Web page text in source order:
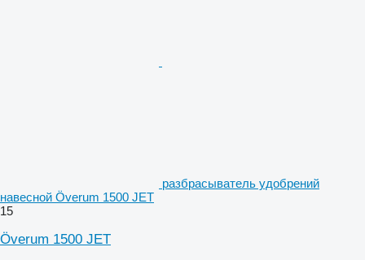
разбрасыватель удобрений
навесной Överum 1500 JET
15
Överum 1500 JET